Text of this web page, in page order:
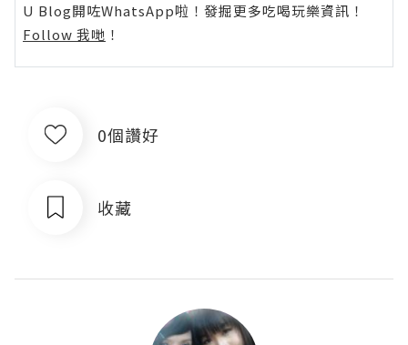
U Blog開咗WhatsApp啦！發掘更多吃喝玩樂資訊！
Follow 我哋 ！
0個讚好
收藏